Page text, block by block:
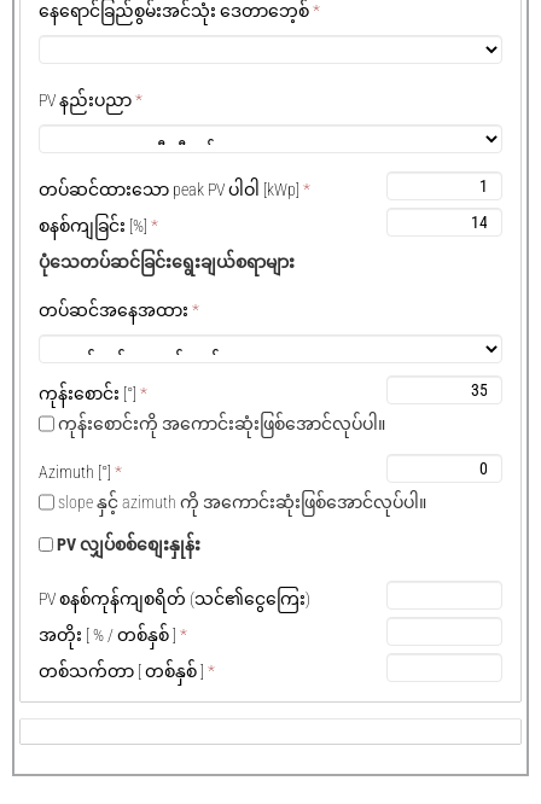
နေရောင်ခြည်စွမ်းအင်သုံး ဒေတာဘေ့စ်*
PV နည်းပညာ*
တပ်ဆင်ထားသော peak PV ပါဝါ [kWp] *
စနစ်ကျခြင်း [%] *
ပုံသေတပ်ဆင်ခြင်းရွေးချယ်စရာများ
တပ်ဆင်အနေအထား *
ကုန်းစောင်း [°] *
ကုန်းစောင်းကို အကောင်းဆုံးဖြစ်အောင်လုပ်ပါ။
Azimuth [°] *
slope နှင့် azimuth ကို အကောင်းဆုံးဖြစ်အောင်လုပ်ပါ။
PV လျှပ်စစ်စျေးနှုန်း
PV စနစ်ကုန်ကျစရိတ် (သင်၏ငွေကြေး)
အတိုး [ % /တစ်နှစ်] *
တစ်သက်တာ [တစ်နှစ်] *